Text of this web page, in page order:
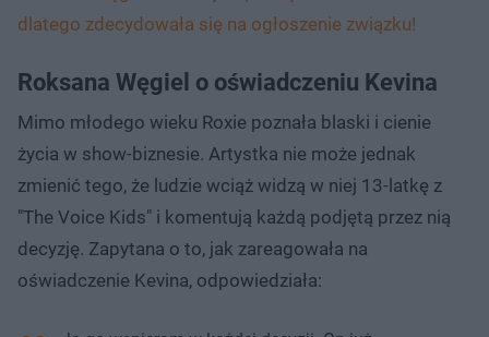
dlatego zdecydowała się na ogłoszenie związku!
Roksana Węgiel o oświadczeniu Kevina
Mimo młodego wieku Roxie poznała blaski i cienie
życia w show-biznesie. Artystka nie może jednak
zmienić tego, że ludzie wciąż widzą w niej 13-latkę z
"The Voice Kids" i komentują każdą podjętą przez nią
decyzję. Zapytana o to, jak zareagowała na
oświadczenie Kevina, odpowiedziała: